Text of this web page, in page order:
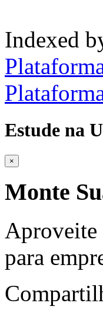
Indexed
Estude na
×
Monte
Aproveite
para